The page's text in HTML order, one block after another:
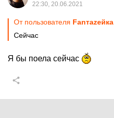
22:30, 20.06.2021
От пользователя Fanтаzeйкa
Сейчас
Я бы поела сейчас